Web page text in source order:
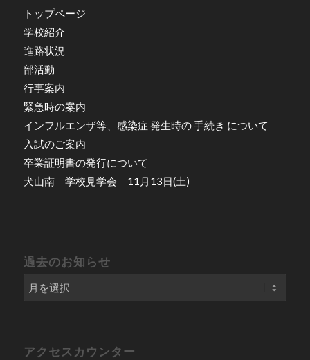
トップページ
学校紹介
進路状況
部活動
行事案内
緊急時の案内
インフルエンザ等、感染症 発生時の 手続き について
入試のご案内
卒業証明書の発行について
犬山南 学校見学会 11月13日(土)
過去のお知らせ
アクセスカウンター